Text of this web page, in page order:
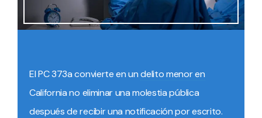
El PC 373a convierte en undelito menor en
Californiano eliminar una molestia pública
después de recibir una notificación por escrito.